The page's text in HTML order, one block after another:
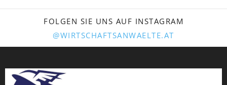
FOLGEN SIE UNS AUF INSTAGRAM
@WIRTSCHAFTSANWAELTE.AT